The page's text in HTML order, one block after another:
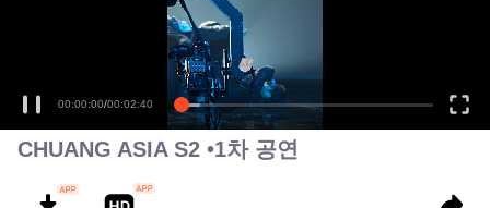
고화질 콘텐츠를 끊김 없이 즐기세요
00:00:00/00:02:40
CHUANG ASIA S2 •1차 공연